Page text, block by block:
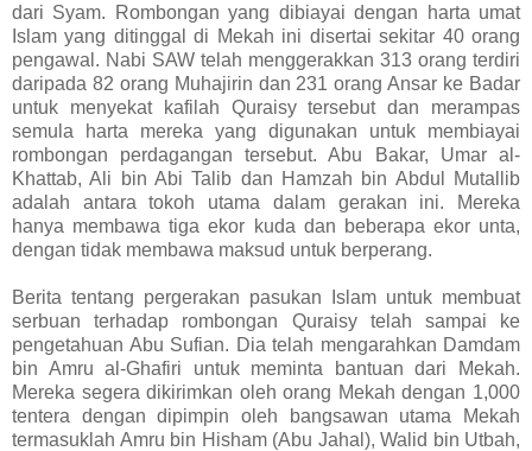
dari Syam. Rombongan yang dibiayai dengan harta umat
Islam yang ditinggal di Mekah ini disertai sekitar 40 orang
pengawal. Nabi SAW telah menggerakkan 313 orang terdiri
daripada 82 orang Muhajirin dan 231 orang Ansar ke Badar
untuk menyekat kafilah Quraisy tersebut dan merampas
semula harta mereka yang digunakan untuk membiayai
rombongan perdagangan tersebut. Abu Bakar, Umar al-
Khattab, Ali bin Abi Talib dan Hamzah bin Abdul Mutallib
adalah antara tokoh utama dalam gerakan ini. Mereka
hanya membawa tiga ekor kuda dan beberapa ekor unta,
dengan tidak membawa maksud untuk berperang.
Berita tentang pergerakan pasukan Islam untuk membuat
serbuan terhadap rombongan Quraisy telah sampai ke
pengetahuan Abu Sufian. Dia telah mengarahkan Damdam
bin Amru al-Ghafiri untuk meminta bantuan dari Mekah.
Mereka segera dikirimkan oleh orang Mekah dengan 1,000
tentera dengan dipimpin oleh bangsawan utama Mekah
termasuklah Amru bin Hisham (Abu Jahal), Walid bin Utbah,